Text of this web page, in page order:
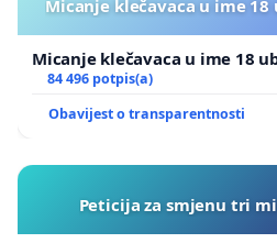
Micanje klečavaca u ime
Micanje klečavaca u ime 18
84 496 potpis(a)
Obavijest o transparentnosti
Peticija za smjenu tri